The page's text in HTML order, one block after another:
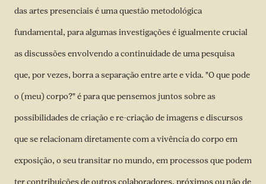
das artes presenciais é uma questão metodológica
fundamental, para algumas investigações é igualmente crucial
as discussões envolvendo a continuidade de uma pesquisa
que, por vezes, borra a separação entre arte e vida. "O que pode
o (meu) corpo?" é para que pensemos juntos sobre as
possibilidades de criação e re-criação de imagens e discursos
que se relacionam diretamente com a vivência do corpo em
exposição, o seu transitar no mundo, em processos que podem
ter contribuições de outros colaboradores, próximos ou não de